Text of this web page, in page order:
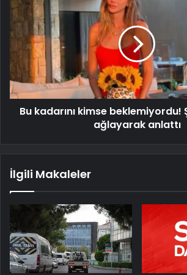
Bu kadarını kimse beklemiyordu!
ağlayarak anlattı
İlgili Makaleler